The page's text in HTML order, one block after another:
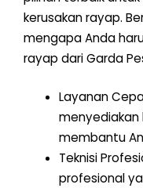
kerusakan rayap.
mengapa Anda
rayap dari Garda
Layanan
membantu
Teknisi
profesional